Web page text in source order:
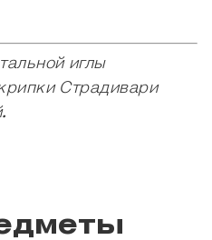
иглы
Страдивари